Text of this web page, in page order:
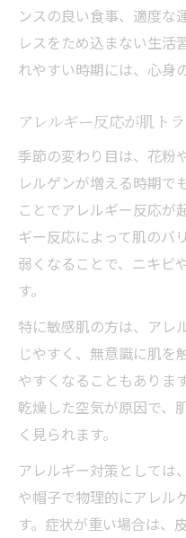
ンスの良い食事、適度な
レスをため込まない生活
れやすい時期には、心身
アレルギー反応が肌ト
季節の変わり目は、花粉
レルゲンが増える時期で
ことでアレルギー反応が
ギー反応によって肌のバ
弱くなることで、ニキビ
す。
特に敏感肌の方は、アレ
じやすく、無意識に肌を
やすくなることもありま
乾燥した空気が原因で、
く見られます。
アレルギー対策としては
や帽子で物理的にアレル
す。症状が重い場合は、